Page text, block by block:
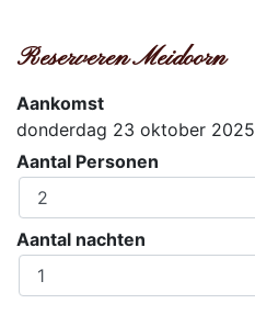
Reserveren Meidoorn
Aankomst
donderdag 23 oktober 2025
Aantal Personen
Aantal nachten